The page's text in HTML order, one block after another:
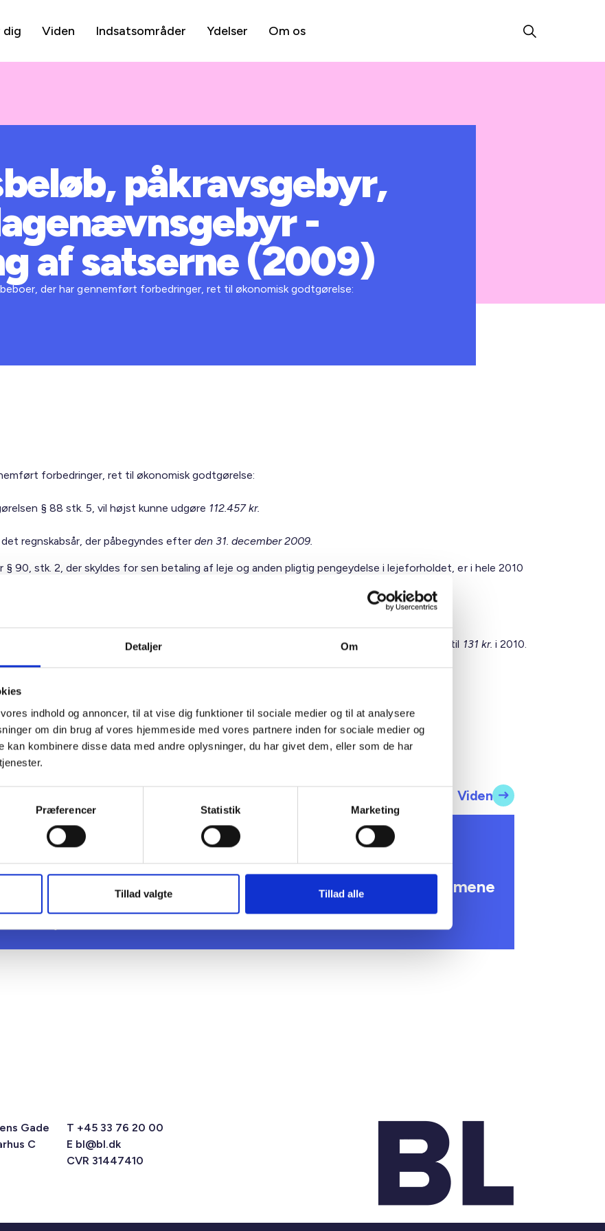
Detaljer Om
indhold og annoncer, til at vise dig funktioner til sociale medier og til at analysere
om din brug af vores hjemmeside med vores partnere inden for sociale medier og
kan kombinere disse data med andre oplysninger, du har givet dem, eller som de har
Præferencer Statistik Marketing
Tillad valgte Tillad alle
dig Viden Indsatsområder Ydelser Om os
påkravsgebyr,
-
af satserne (2009)
der har gennemført forbedringer, ret til økonomisk godtgørelse:
forbedringer, ret til økonomisk godtgørelse:
§ 88 stk. 5, vil højst kunne udgøre 112.457 kr.
regnskabsår, der påbegyndes efter den 31. december 2009.
90, stk. 2, der skyldes for sen betaling af leje og anden pligtig pengeydelse i lejeforholdet, er i hele 2010
for beboerklagenævn, jf. § 102, stk. 1 i lov om leje af almene boliger, forhøjes med 3 kr. til 131 kr. i 2010.
Viden
BL INFORMERER
plejeboliger ved
forsyningssvigt
BL INFORMERER
konsekvenser for
kommunale lejemål i almene
ældre- og plejeboliger
Gade
C
T +45 33 76 20 00
E bl@bl.dk
CVR 31447410